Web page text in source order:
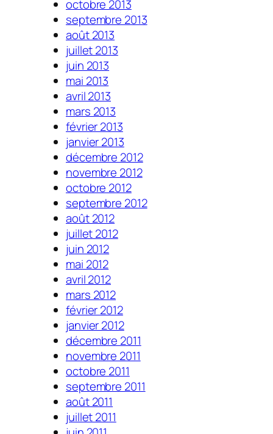
octobre 2013
septembre 2013
août 2013
juillet 2013
juin 2013
mai 2013
avril 2013
mars 2013
février 2013
janvier 2013
décembre 2012
novembre 2012
octobre 2012
septembre 2012
août 2012
juillet 2012
juin 2012
mai 2012
avril 2012
mars 2012
février 2012
janvier 2012
décembre 2011
novembre 2011
octobre 2011
septembre 2011
août 2011
juillet 2011